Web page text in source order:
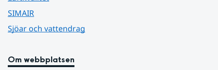
SIMAIR
Sjöar och vattendrag
Om webbplatsen